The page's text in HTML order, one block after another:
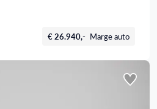
€ 26.940,- Marge auto